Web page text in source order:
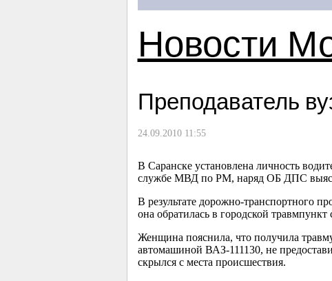
Новости
Преподаватель
24.09.2010 11:55
В Саранске установлена личность
службе МВД по РМ, наряд ОБ ДПС
В результате дорожно-транспортного
она обратилась в городской
Женщина пояснила, что получила
автомашиной ВАЗ-111130, не
скрылся с места происшествия.